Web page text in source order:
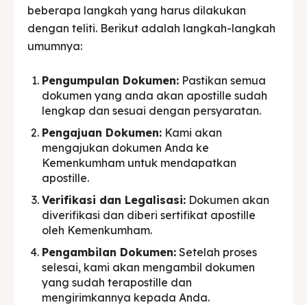
beberapa langkah yang harus dilakukan
dengan teliti. Berikut adalah langkah-langkah
umumnya:
Pengumpulan Dokumen: Pastikan semua
dokumen yang anda akan apostille sudah
lengkap dan sesuai dengan persyaratan.
Pengajuan Dokumen: Kami akan
mengajukan dokumen Anda ke
Kemenkumham untuk mendapatkan
apostille.
Verifikasi dan Legalisasi: Dokumen akan
diverifikasi dan diberi sertifikat apostille
oleh Kemenkumham.
Pengambilan Dokumen: Setelah proses
selesai, kami akan mengambil dokumen
yang sudah terapostille dan
mengirimkannya kepada Anda.